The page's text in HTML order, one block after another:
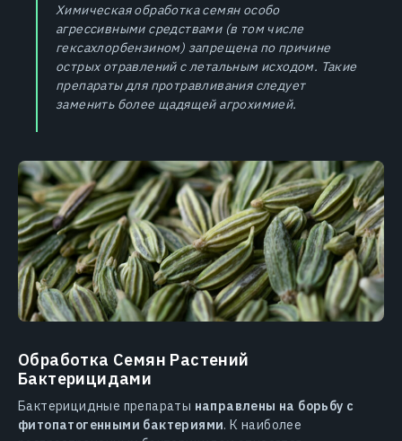
Химическая обработка семян особо
агрессивными средствами (в том числе
гексахлорбензином) запрещена по причине
острых отравлений с летальным исходом. Такие
препараты для протравливания следует
заменить более щадящей агрохимией.
Обработка Семян Растений
Бактерицидами
Бактерицидные препараты направлены на борьбу с
фитопатогенными бактериями. К наиболее